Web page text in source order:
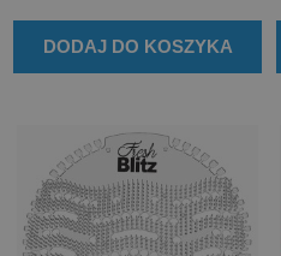
DODAJ DO KOSZYKA